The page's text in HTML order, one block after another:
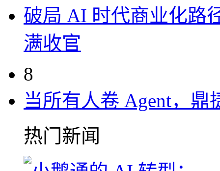
破局 AI 时代商业化路
满收官
8
当所有人卷 Agent，
热门新闻